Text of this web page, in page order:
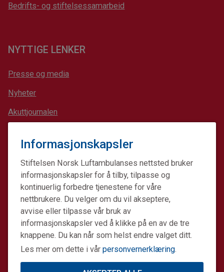
Informasjonskapsler
Stiftelsen Norsk Luftambulanses nettsted bruker
informasjonskapsler for å tilby, tilpasse og
kontinuerlig forbedre tjenestene for våre
nettbrukere. Du velger om du vil akseptere,
avvise eller tilpasse vår bruk av
informasjonskapsler ved å klikke på en av de tre
knappene. Du kan når som helst endre valget ditt.
Les mer om dette i vår personvernerklæring.
Bedrifts- og stiftelsessamarbeid
NYTTIGE LENKER
Presse og media
Nyheter
Akuttjournalen
Hjelp 113-appen
Nødplakat
Akutt-ABC
Førstehjelp
KONTAKT OSS